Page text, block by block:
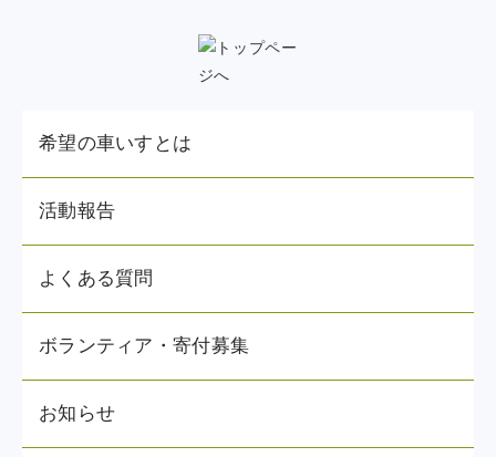
希望の車いすとは
活動報告
よくある質問
ボランティア・寄付募集
お知らせ